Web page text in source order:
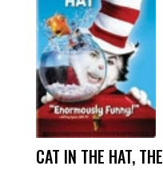
CAT IN THE HAT, THE